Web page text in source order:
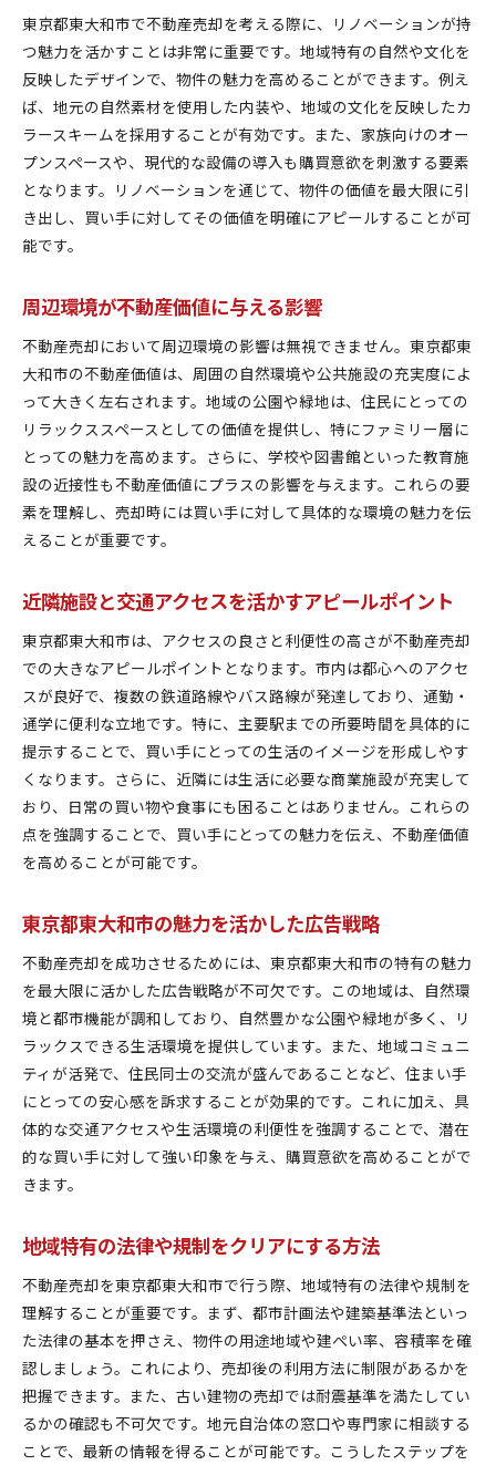
東京都東大和市で不動産売却を考える際に、リノベーションが持
つ魅力を活かすことは非常に重要です。地域特有の自然や文化を
反映したデザインで、物件の魅力を高めることができます。例え
ば、地元の自然素材を使用した内装や、地域の文化を反映したカ
ラースキームを採用することが有効です。また、家族向けのオー
プンスペースや、現代的な設備の導入も購買意欲を刺激する要素
となります。リノベーションを通じて、物件の価値を最大限に引
き出し、買い手に対してその価値を明確にアピールすることが可
能です。
周辺環境が不動産価値に与える影響
不動産売却において周辺環境の影響は無視できません。東京都東
大和市の不動産価値は、周囲の自然環境や公共施設の充実度によ
って大きく左右されます。地域の公園や緑地は、住民にとっての
リラックススペースとしての価値を提供し、特にファミリー層に
とっての魅力を高めます。さらに、学校や図書館といった教育施
設の近接性も不動産価値にプラスの影響を与えます。これらの要
素を理解し、売却時には買い手に対して具体的な環境の魅力を伝
えることが重要です。
近隣施設と交通アクセスを活かすアピールポイント
東京都東大和市は、アクセスの良さと利便性の高さが不動産売却
での大きなアピールポイントとなります。市内は都心へのアクセ
スが良好で、複数の鉄道路線やバス路線が発達しており、通勤・
通学に便利な立地です。特に、主要駅までの所要時間を具体的に
提示することで、買い手にとっての生活のイメージを形成しやす
くなります。さらに、近隣には生活に必要な商業施設が充実して
おり、日常の買い物や食事にも困ることはありません。これらの
点を強調することで、買い手にとっての魅力を伝え、不動産価値
を高めることが可能です。
東京都東大和市の魅力を活かした広告戦略
不動産売却を成功させるためには、東京都東大和市の特有の魅力
を最大限に活かした広告戦略が不可欠です。この地域は、自然環
境と都市機能が調和しており、自然豊かな公園や緑地が多く、リ
ラックスできる生活環境を提供しています。また、地域コミュニ
ティが活発で、住民同士の交流が盛んであることなど、住まい手
にとっての安心感を訴求することが効果的です。これに加え、具
体的な交通アクセスや生活環境の利便性を強調することで、潜在
的な買い手に対して強い印象を与え、購買意欲を高めることがで
きます。
地域特有の法律や規制をクリアにする方法
不動産売却を東京都東大和市で行う際、地域特有の法律や規制を
理解することが重要です。まず、都市計画法や建築基準法といっ
た法律の基本を押さえ、物件の用途地域や建ぺい率、容積率を確
認しましょう。これにより、売却後の利用方法に制限があるかを
把握できます。また、古い建物の売却では耐震基準を満たしてい
るかの確認も不可欠です。地元自治体の窓口や専門家に相談する
ことで、最新の情報を得ることが可能です。こうしたステップを